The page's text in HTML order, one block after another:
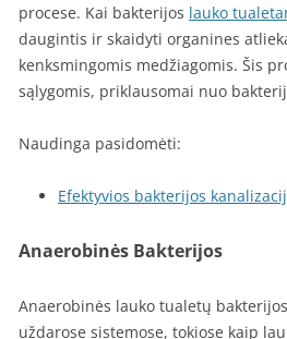
procese. Kai bakterijos lauko
daugintis ir skaidyti organines
kenksmingomis medžiagomis. Šis
sąlygomis, priklausomai nuo
Naudinga pasidomėti:
Efektyvios bakterijos
Anaerobinės Bakterijos
Anaerobinės lauko tualetų
uždarose sistemose, tokiose kaip